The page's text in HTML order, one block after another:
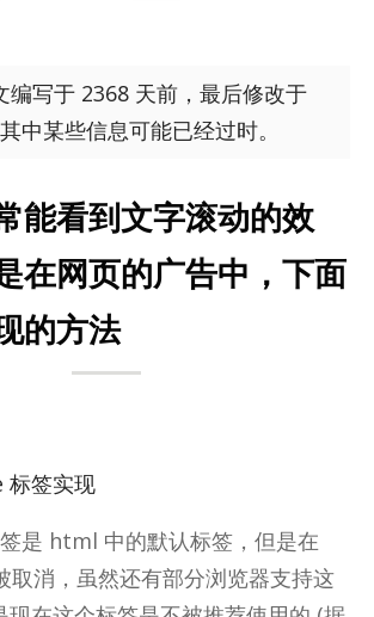
编写于 2368 天前，最后修改于
中某些信息可能已经过时。
能看到文字滚动的效
在网页的广告中，下面
的方法
标签实现
是 html 中的默认标签，但是在
消，虽然还有部分浏览器支持这